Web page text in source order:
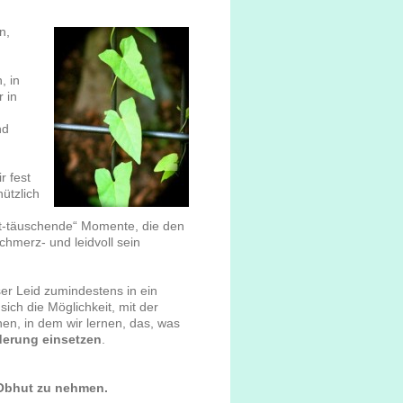
in
in
fest
Momente, die den
und leidvoll sein
Leid zumindestens in ein
die Möglichkeit, mit der
in dem wir lernen, das, was
einsetzen
zu nehmen.